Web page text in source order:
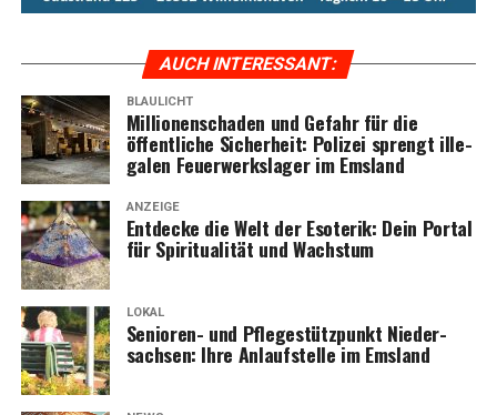
AUCH INTER­ES­SANT:
BLAULICHT
Mil­lio­nen­scha­den und Gefahr für die
öffent­li­che Sicher­heit: Poli­zei sprengt ille­
ga­len Feu­er­werks­la­ger im Emsland
ANZEIGE
Ent­de­cke die Welt der Eso­te­rik: Dein Por­tal
für Spi­ri­tua­li­tät und Wachstum
LOKAL
Senio­ren- und Pfle­ge­stütz­punkt Nie­der­
sach­sen: Ihre Anlauf­stel­le im Emsland